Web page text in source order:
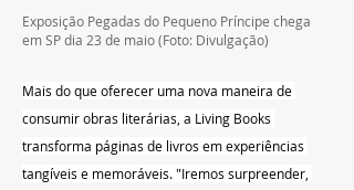
Exposição Pegadas do Pequeno Príncipe chega
em SP dia 23 de maio (Foto: Divulgação)
Mais do que oferecer uma nova maneira de
consumir obras literárias, a Living Books
transforma páginas de livros em experiências
tangíveis e memoráveis. "Iremos surpreender,